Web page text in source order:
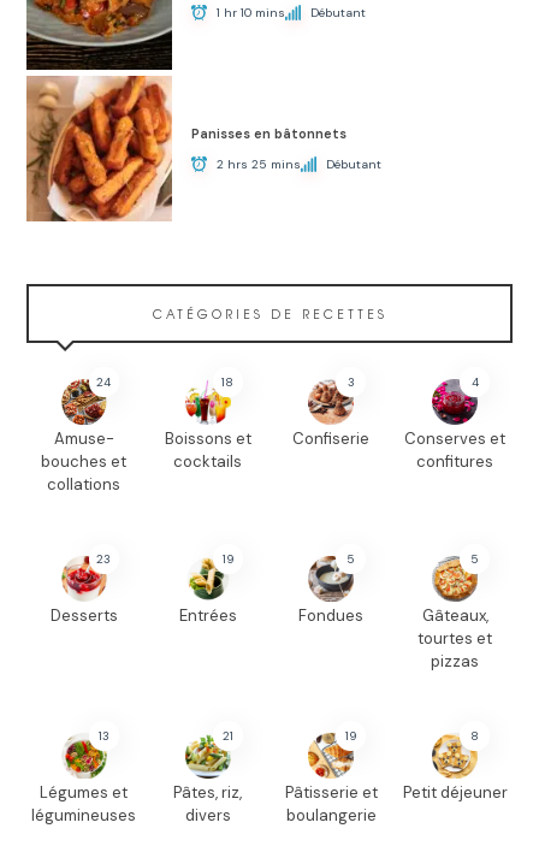
1 hr 10 mins Débutant
Panisses en bâtonnets
2 hrs 25 mins Débutant
CATÉGORIES DE RECETTES
24
Amuse-
bouches et
collations
18
Boissons et
cocktails
3
Confiserie
4
Conserves et
confitures
23
Desserts
19
Entrées
5
Fondues
5
Gâteaux,
tourtes et
pizzas
13
Légumes et
légumineuses
21
Pâtes, riz,
divers
19
Pâtisserie et
boulangerie
8
Petit déjeuner